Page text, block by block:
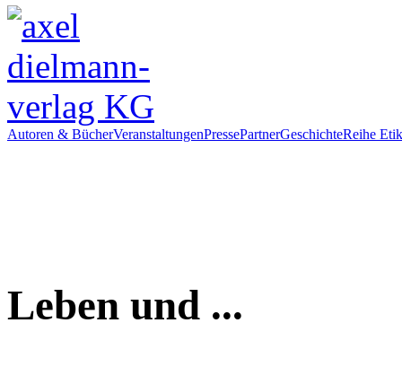
Autoren & BücherVeranstaltungenPressePartnerGeschichteReihe
Leben und ...